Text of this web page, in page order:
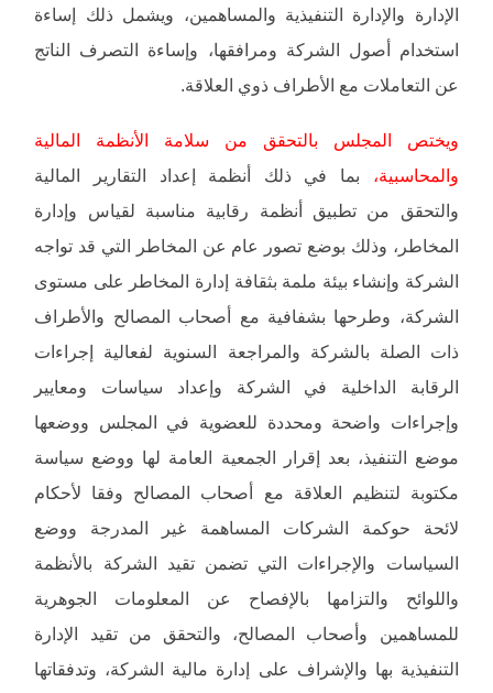
الإدارة والإدارة التنفيذية والمساهمين، ويشمل ذلك إساءة
استخدام أصول الشركة ومرافقها، وإساءة التصرف الناتج
عن التعاملات مع الأطراف ذوي العلاقة.
ويختص المجلس بالتحقق من سلامة الأنظمة المالية
والمحاسبية، بما في ذلك أنظمة إعداد التقارير المالية
والتحقق من تطبيق أنظمة رقابية مناسبة لقياس وإدارة
المخاطر، وذلك بوضع تصور عام عن المخاطر التي قد تواجه
الشركة وإنشاء بيئة ملمة بثقافة إدارة المخاطر على مستوى
الشركة، وطرحها بشفافية مع أصحاب المصالح والأطراف
ذات الصلة بالشركة والمراجعة السنوية لفعالية إجراءات
الرقابة الداخلية في الشركة وإعداد سياسات ومعايير
وإجراءات واضحة ومحددة للعضوية في المجلس ووضعها
موضع التنفيذ، بعد إقرار الجمعية العامة لها ووضع سياسة
مكتوبة لتنظيم العلاقة مع أصحاب المصالح وفقا لأحكام
لائحة حوكمة الشركات المساهمة غير المدرجة ووضع
السياسات والإجراءات التي تضمن تقيد الشركة بالأنظمة
واللوائح والتزامها بالإفصاح عن المعلومات الجوهرية
للمساهمين وأصحاب المصالح، والتحقق من تقيد الإدارة
التنفيذية بها والإشراف على إدارة مالية الشركة، وتدفقاتها